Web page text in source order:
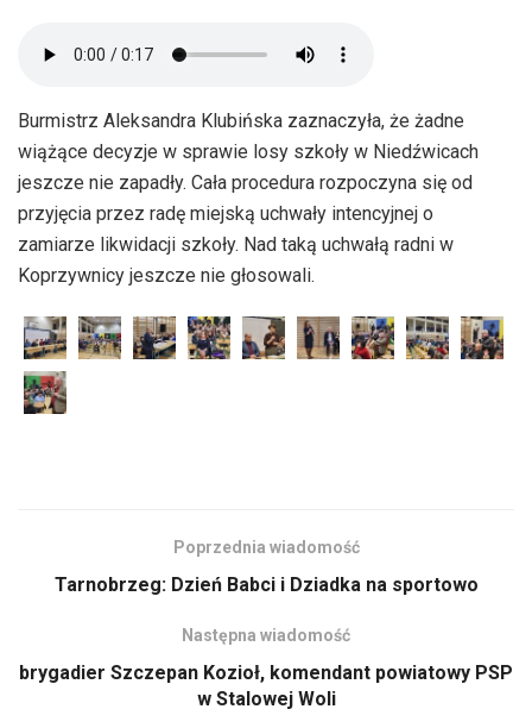
Burmistrz Aleksandra Klubińska zaznaczyła, że żadne
wiążące decyzje w sprawie losy szkoły w Niedźwicach
jeszcze nie zapadły. Cała procedura rozpoczyna się od
przyjęcia przez radę miejską uchwały intencyjnej o
zamiarze likwidacji szkoły. Nad taką uchwałą radni w
Koprzywnicy jeszcze nie głosowali.
Poprzednia wiadomość
Tarnobrzeg: Dzień Babci i Dziadka na sportowo
Następna wiadomość
brygadier Szczepan Kozioł, komendant powiatowy PSP
w Stalowej Woli